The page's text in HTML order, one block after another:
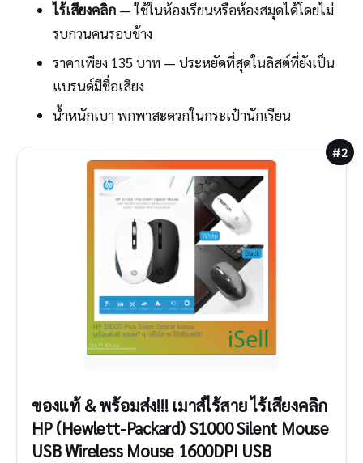
ไร้เสียงคลิก— ใช้ในห้องเรียนหรือห้องสมุดได้โดยไม่
รบกวนคนรอบข้าง
ราคาเพียง 135 บาท — ประหยัดที่สุดในลิสต์ที่ยังเป็น
แบรนด์มีชื่อเสียง
น้ำหนักเบา พกพาสะดวกในกระเป๋านักเรียน
#2
ของแท้ & พร้อมส่ง!!! เมาส์ไร้สาย ไร้เสียงคลิก
HP (Hewlett-Packard) S1000 Silent Mouse
USB Wireless Mouse 1600DPI USB